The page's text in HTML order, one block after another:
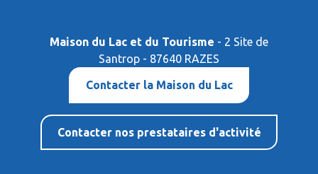
Maison du Lac et du Tourisme - 2 Site de
Santrop - 87640 RAZES
Contacter la Maison du Lac
Contacter nos prestataires d'activité